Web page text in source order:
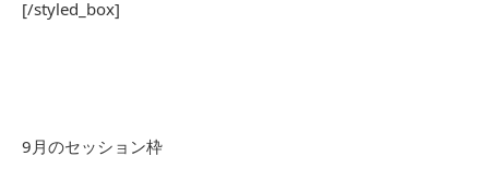
[/styled_box]
9月のセッション枠